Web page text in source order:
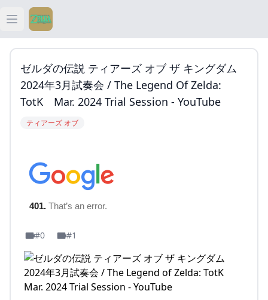
Open main menu
ティアキン
ティアキン 祠
ゼルダの伝説 ティアーズ オブ ザ キングダム
2024年3月試奏会 / The Legend Of Zelda:
TotK Mar. 2024 Trial Session - YouTube
ティアーズ オブ
#0 #1